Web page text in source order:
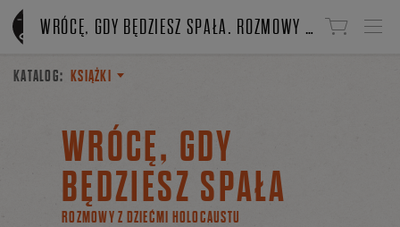
Linki do przejścia
WRÓCĘ, GDY BĘDZIESZ SPAŁA. ROZMOWY Z DZIEĆMI HOLOCAUSTU
KATALOG: KSIĄŻKI
WRÓCĘ, GDY
BĘDZIESZ SPAŁA
ROZMOWY Z DZIEĆMI HOLOCAUSTU